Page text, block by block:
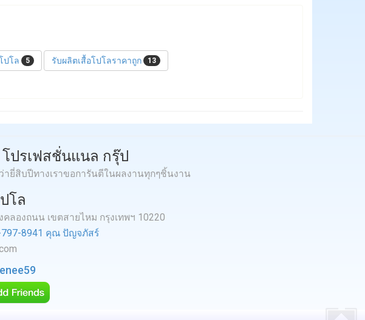
ปโล 5 รับผลิตเสื้อโปโลราคาถูก 13
ปรเฟสชั่นแนล กรุ๊ป
ายี่สิบปีทางเราขอการันตีในผลงานทุกๆชิ้นงาน
โล
ลองถนน เขตสายไหม กรุงเทพฯ 10220
797-8941 คุณ ปัญจภัสร์